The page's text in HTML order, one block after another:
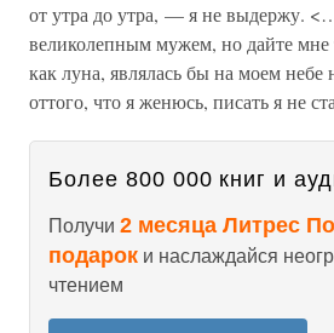
от утра до утра, — я не выдержу.
великолепным мужем, но дайте мне
как луна, являлась бы на моем
оттого, что я женюсь, писать я не
Более 800 000 книг и
Получи 2 месяца Литрес
подарок и наслаждайся
чтением